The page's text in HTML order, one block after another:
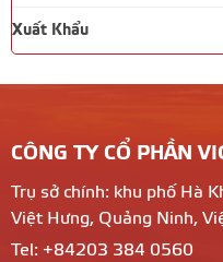
Xuất Khẩu
CÔNG TY CỔ PHẦN
Trụ sở chính: khu phố Hà
Việt Hưng, Quảng Ninh,
Tel: +84203 384 0560